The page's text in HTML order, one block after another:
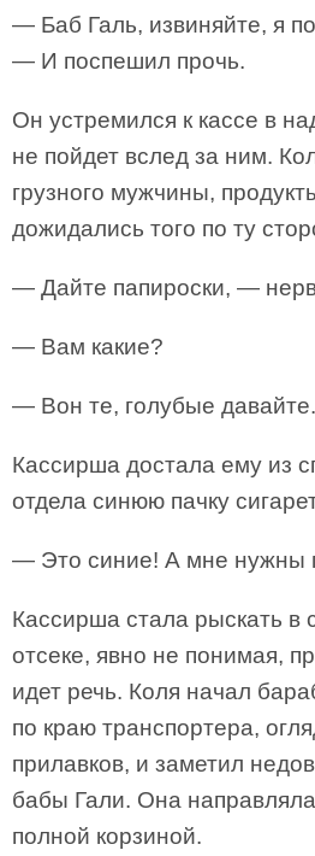
— Баб Галь, извиняйте, я
— И поспешил прочь.
Он устремился к кассе в
не пойдет вслед за ним.
грузного мужчины,
дожидались того по ту
— Дайте папироски, —
— Вам какие?
— Вон те, голубые давайте.
Кассирша достала ему из
отдела синюю пачку
— Это синие! А мне нужны
Кассирша стала рыскать в
отсеке, явно не понимая,
идет речь. Коля начал
по краю транспортера,
прилавков, и заметил
бабы Гали. Она
полной корзиной.